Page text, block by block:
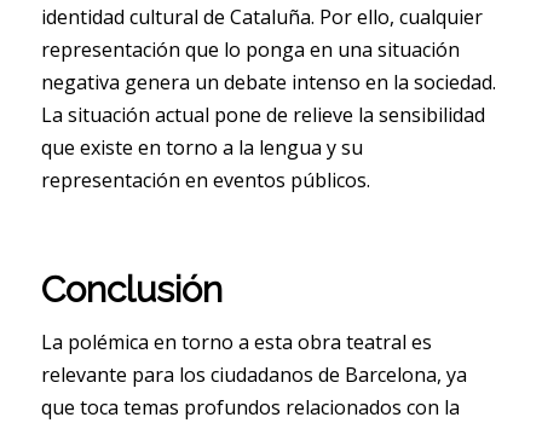
identidad cultural de Cataluña. Por ello, cualquier
representación que lo ponga en una situación
negativa genera un debate intenso en la sociedad.
La situación actual pone de relieve la sensibilidad
que existe en torno a la lengua y su
representación en eventos públicos.
Conclusión
La polémica en torno a esta obra teatral es
relevante para los ciudadanos de Barcelona, ya
que toca temas profundos relacionados con la